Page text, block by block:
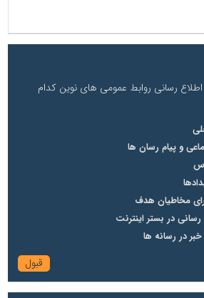
اطلاع رسانی روابط عمومی های نوین کدام
و پیام رسان ها
مخاطیان هدف
در بستر اینترنت
در رسانه ها